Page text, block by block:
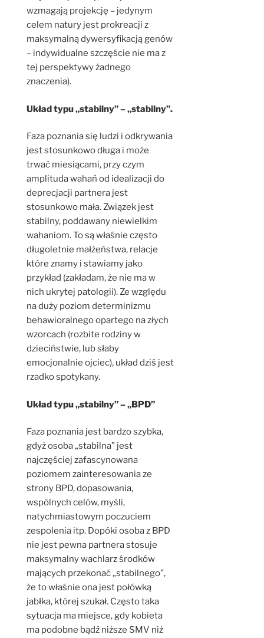
wzmagają projekcję – jedynym
celem natury jest prokreacji z
maksymalną dywersyfikacją genów
– indywidualne szczęście nie ma z
tej perspektywy żadnego
znaczenia).
Układ typu „stabilny” – „stabilny”.
Faza poznania się ludzi i odkrywania
jest stosunkowo długa i może
trwać miesiącami, przy czym
amplituda wahań od idealizacji do
deprecjacji partnera jest
stosunkowo mała. Związek jest
stabilny, poddawany niewielkim
wahaniom. To są właśnie często
długoletnie małżeństwa, relacje
które znamy i stawiamy jako
przykład (zakładam, że nie ma w
nich ukrytej patologii). Ze względu
na duży poziom determinizmu
behawioralnego opartego na złych
wzorcach (rozbite rodziny w
dzieciństwie, lub słaby
emocjonalnie ojciec), układ dziś jest
rzadko spotykany.
Układ typu „stabilny” – „BPD”
Faza poznania jest bardzo szybka,
gdyż osoba „stabilna” jest
najczęściej zafascynowana
poziomem zainteresowania ze
strony BPD, dopasowania,
wspólnych celów, myśli,
natychmiastowym poczuciem
zespolenia itp. Dopóki osoba z BPD
nie jest pewna partnera stosuje
maksymalny wachlarz środków
mających przekonać „stabilnego”,
że to właśnie ona jest połówką
jabłka, której szukał. Często taka
sytuacja ma miejsce, gdy kobieta
ma podobne bądź niższe SMV niż